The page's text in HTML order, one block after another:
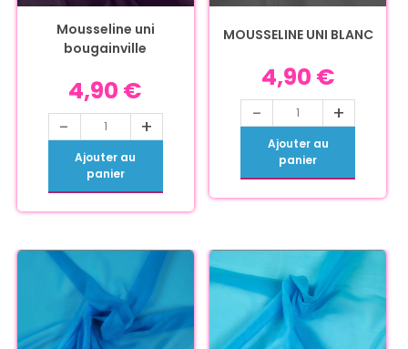
Mousseline uni
bougainville
4,90 €
- +
Ajouter au
panier
MOUSSELINE UNI BLANC
4,90 €
- +
Ajouter au
panier